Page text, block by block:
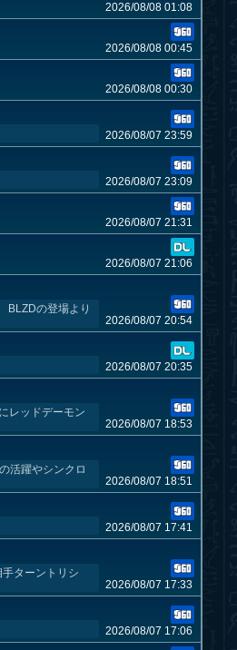
2026/08/08 01:08
2026/08/08 00:45
2026/08/08 00:30
2026/08/07 23:59
2026/08/07 23:09
2026/08/07 21:31
2026/08/07 21:06
BLZDの登場より
2026/08/07 20:54
2026/08/07 20:35
レッドデーモン
2026/08/07 18:53
活躍やシンクロ
2026/08/07 18:51
2026/08/07 17:41
ターントリシ
2026/08/07 17:33
2026/08/07 17:06